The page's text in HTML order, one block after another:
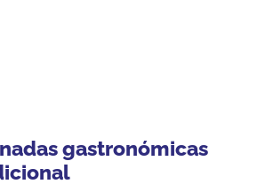
gastronómicas